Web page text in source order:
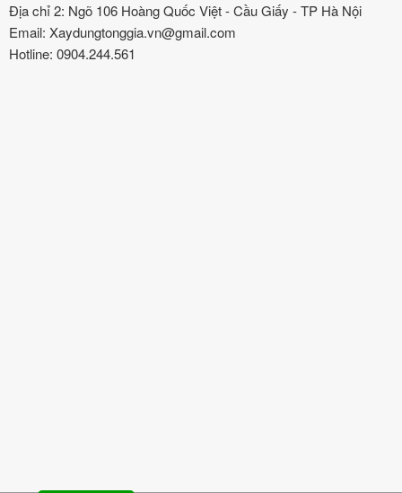
Địa chỉ 2: Ngõ 106 Hoàng Quốc Việt - Cầu Giấy - TP Hà Nội
Email: Xaydungtonggia.vn@gmail.com
Hotline: 0904.244.561